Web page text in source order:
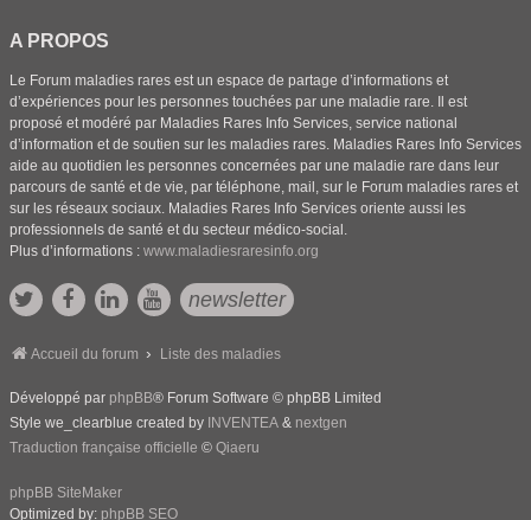
A PROPOS
Le Forum maladies rares est un espace de partage d’informations et
d’expériences pour les personnes touchées par une maladie rare. Il est
proposé et modéré par Maladies Rares Info Services, service national
d’information et de soutien sur les maladies rares. Maladies Rares Info Services
aide au quotidien les personnes concernées par une maladie rare dans leur
parcours de santé et de vie, par téléphone, mail, sur le Forum maladies rares et
sur les réseaux sociaux. Maladies Rares Info Services oriente aussi les
professionnels de santé et du secteur médico-social.
Plus d’informations : www.maladiesraresinfo.org
newsletter
Accueil du forum Liste des maladies
Développé par phpBB® Forum Software © phpBB Limited
Style we_clearblue created by INVENTEA & nextgen
Traduction française officielle © Qiaeru
phpBB SiteMaker
Optimized by: phpBB SEO